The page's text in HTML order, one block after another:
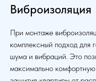
Виброизоляция
При монтаже
комплексный подход для
шума и вибраций. Это
максимально